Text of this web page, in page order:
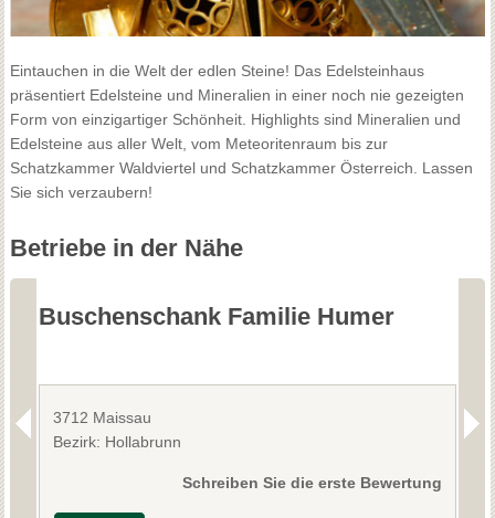
Eintauchen in die Welt der edlen Steine! Das Edelsteinhaus
präsentiert Edelsteine und Mineralien in einer noch nie gezeigten
Form von einzigartiger Schönheit. Highlights sind Mineralien und
Edelsteine aus aller Welt, vom Meteoritenraum bis zur
Schatzkammer Waldviertel und Schatzkammer Österreich. Lassen
Sie sich verzaubern!
Betriebe in der Nähe
Buschenschank Familie Humer
3712 Maissau
Bezirk: Hollabrunn
Schreiben Sie die erste Bewertung